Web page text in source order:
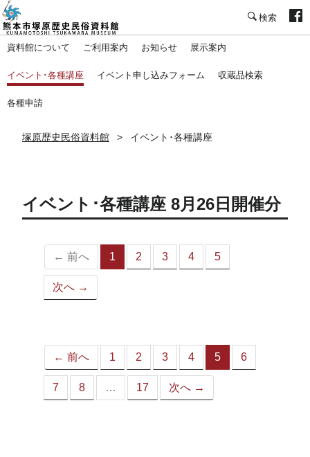
資料館について ご利用案内 お知らせ 展示案内
イベント･各種講座 イベント申し込みフォーム 収蔵品検索
各種申請
塚原歴史民俗資料館 イベント･各種講座
イベント･各種講座 8月26日開催分
← 前へ 1
（こ
2 3 4 5
次へ →
← 前へ 1 2 3 4 5
（こ
6
7 8 … 17 次へ →